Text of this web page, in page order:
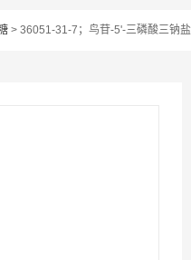
> 36051-31-7；鸟苷-5'-三磷酸三钠盐